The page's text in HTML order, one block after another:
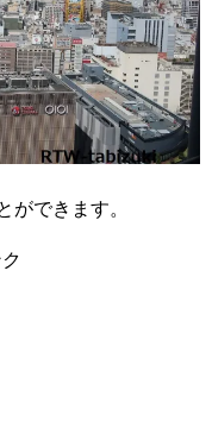
ができます。